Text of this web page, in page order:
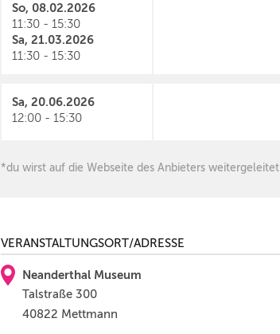
So, 08.02.2026
11:30 - 15:30
Sa, 21.03.2026
11:30 - 15:30
Sa, 20.06.2026
12:00 - 15:30
*du wirst auf die Webseite des Anbieters weitergeleitet
VERANSTALTUNGSORT/ADRESSE
Neanderthal Museum
Talstraße 300
40822 Mettmann